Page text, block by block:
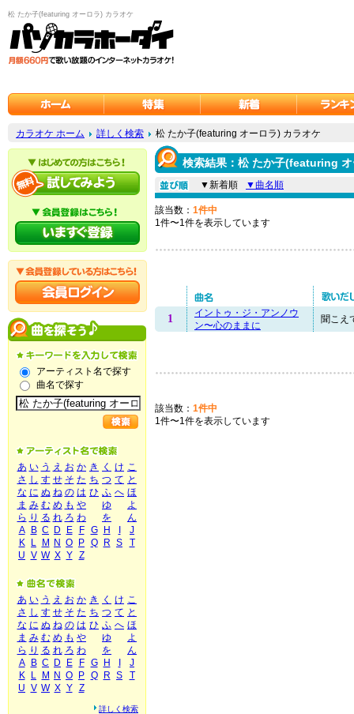
松 たか子(featuring オーロラ) カラオケ
カラオケ ホーム 詳しく検索 松 たか子(featuring オーロラ) カラオケ
アーティスト名で探す
曲名で探す
あ い う え お か き く け こ
さ し す せ そ た ち つ て と
な に ぬ ね の は ひ ふ へ ほ
ま み む め も や ゆ
よ
ら り る れ ろ わ を
ん
A
B C D E F G H
J
K
L M N O P Q R S
T
U V W X Y Z
あ い う え お か き く け こ
さ し す せ そ た ち つ て と
な に ぬ ね の は ひ ふ へ ほ
ま み む め も や ゆ
よ
ら り る れ ろ わ を
ん
A
B C D E F G H
J
K
L M N O P Q R S
T
U V W X Y Z
詳しく検索
検索結果：松 たか子(featuring
▼新着順 ▼曲名順
該当数： 1件中
1件〜1件を表示しています
1
イントゥ・ジ・アンノウ
ン〜心のままに
聞こえ
該当数： 1件中
1件〜1件を表示しています